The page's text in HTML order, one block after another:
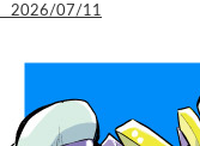
2026/07/11